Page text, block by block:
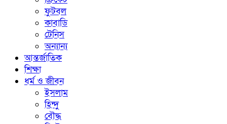
ফুটবল
কাবাডি
টেনিস
অন্যান্য
আন্তর্জাতিক
শিক্ষা
ধর্ম ও জীবন
ইসলাম
হিন্দু
বৌদ্ধ